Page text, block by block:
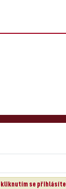
kliknutím se přihlásíte